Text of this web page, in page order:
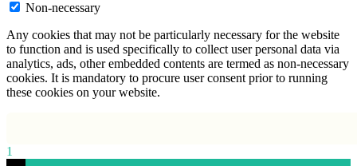
Non-necessary
Any cookies that may not be particularly necessary for the website
to function and is used specifically to collect user personal data via
analytics, ads, other embedded contents are termed as non-necessary
cookies. It is mandatory to procure user consent prior to running
these cookies on your website.
1